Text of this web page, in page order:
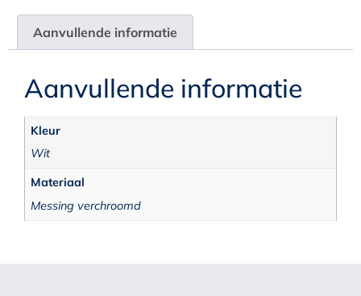
Aanvullende informatie
Aanvullende informatie
Kleur
Wit
Materiaal
Messing verchroomd